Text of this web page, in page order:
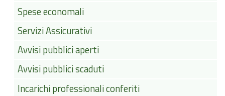
Spese economali
Servizi Assicurativi
Avvisi pubblici aperti
Avvisi pubblici scaduti
Incarichi professionali conferiti